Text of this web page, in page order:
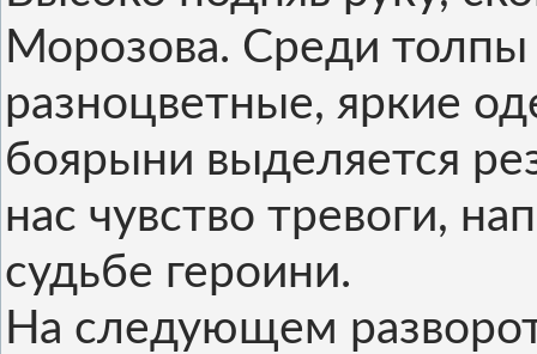
Морозова. Среди
разноцветные, яркие
боярыни выделяется
нас чувство тревоги,
судьбе героини.
На следующем